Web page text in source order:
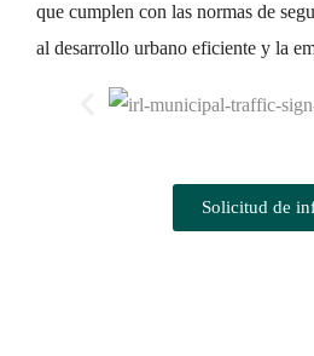
que cumplen con las normas de
al desarrollo urbano eficiente y la
Solicitud de